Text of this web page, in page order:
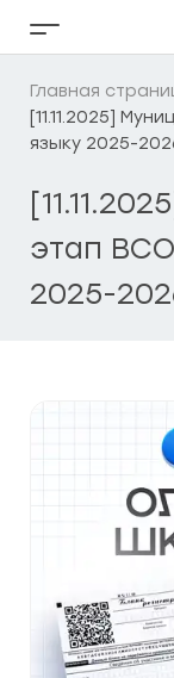
Кнопка
бокового
меню
Главная
[11.11.2025]
языку 2025-
этап
2025-